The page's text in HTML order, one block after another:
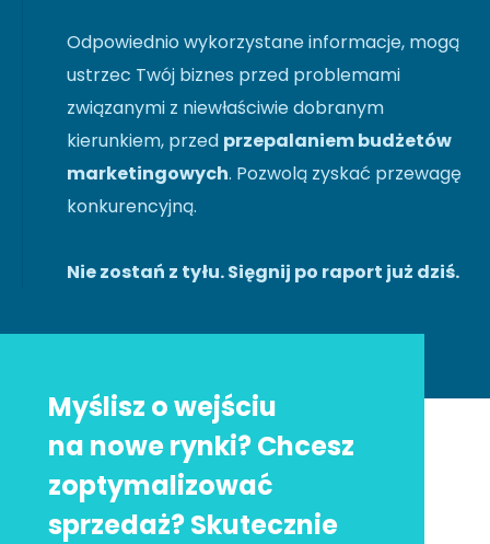
Odpowiednio wykorzystane informacje, mogą
ustrzec Twój biznes przed problemami
związanymi z niewłaściwie dobranym
kierunkiem, przed przepalaniem budżetów
marketingowych. Pozwolą zyskać przewagę
konkurencyjną.
Nie zostań z tyłu. Sięgnij po raport już dziś.
Myślisz o wejściu
na nowe rynki? Chcesz
zoptymalizować
sprzedaż? Skutecznie